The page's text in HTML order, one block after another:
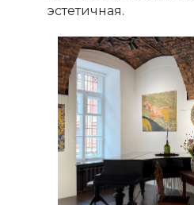
эстетичная.